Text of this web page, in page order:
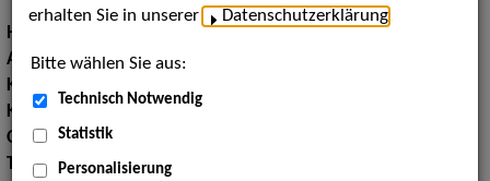
Haarfarbe:
Augenfarbe:braun
Körpergröße:
Konfektionsgröße:
Oberweite:87
Taille:
64
erhalten Sie in unserer
Datenschutzerklärung
Bitte wählen Sie aus:
Technisch Notwendig
Statistik
Personalisierung